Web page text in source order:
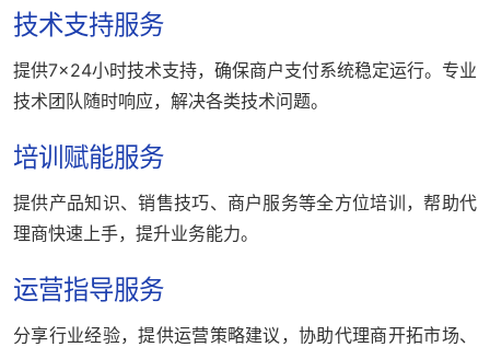
技术支持服务
提供7×24小时技术支持，确保商户支付系统稳定运行。专业
技术团队随时响应，解决各类技术问题。
培训赋能服务
提供产品知识、销售技巧、商户服务等全方位培训，帮助代
理商快速上手，提升业务能力。
运营指导服务
分享行业经验，提供运营策略建议，协助代理商开拓市场、